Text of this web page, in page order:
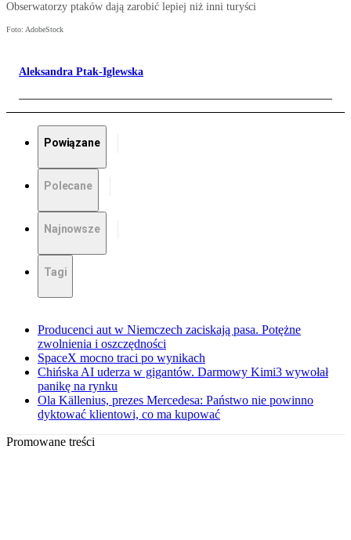
Obserwatorzy ptaków dają zarobić lepiej niż inni turyści
Foto: AdobeStock
Aleksandra Ptak-Iglewska
Powiązane
Polecane
Najnowsze
Tagi
Producenci aut w Niemczech zaciskają pasa. Potężne
zwolnienia i oszczędności
SpaceX mocno traci po wynikach
Chińska AI uderza w gigantów. Darmowy Kimi3 wywołał
panikę na rynku
Ola Källenius, prezes Mercedesa: Państwo nie powinno
dyktować klientowi, co ma kupować
Promowane treści